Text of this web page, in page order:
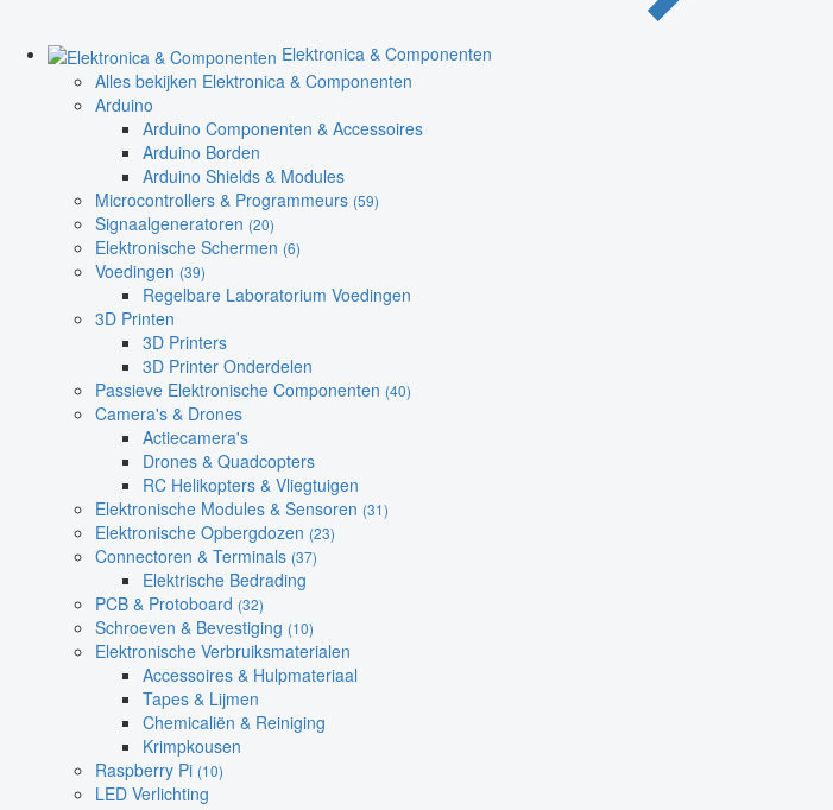
Elektronica & Componenten
Alles bekijken Elektronica & Componenten
Arduino
Arduino Componenten & Accessoires
Arduino Borden
Arduino Shields & Modules
Microcontrollers & Programmeurs (59)
Signaalgeneratoren (20)
Elektronische Schermen (6)
Voedingen (39)
Regelbare Laboratorium Voedingen
3D Printen
3D Printers
3D Printer Onderdelen
Passieve Elektronische Componenten (40)
Camera's & Drones
Actiecamera's
Drones & Quadcopters
RC Helikopters & Vliegtuigen
Elektronische Modules & Sensoren (31)
Elektronische Opbergdozen (23)
Connectoren & Terminals (37)
Elektrische Bedrading
PCB & Protoboard (32)
Schroeven & Bevestiging (10)
Elektronische Verbruiksmaterialen
Accessoires & Hulpmateriaal
Tapes & Lijmen
Chemicaliën & Reiniging
Krimpkousen
Raspberry Pi (10)
LED Verlichting